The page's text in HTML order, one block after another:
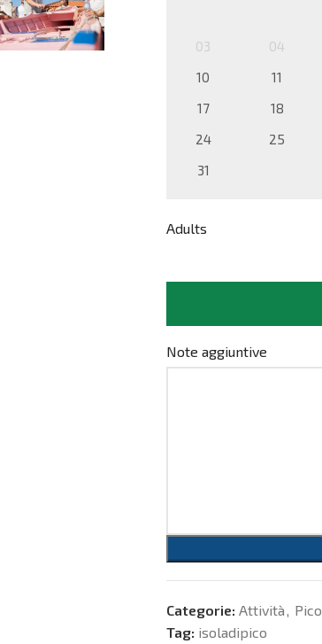
03
04
10
11
17
18
24
25
31
Adults
Note aggiuntive
Categorie: Attività, Pico
Tag: isoladipico